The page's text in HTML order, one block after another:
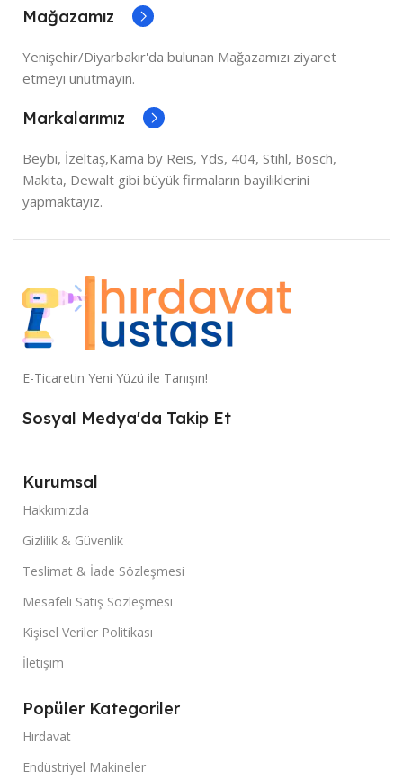
Mağazamız
Yenişehir/Diyarbakır'da bulunan Mağazamızı ziyaret
etmeyi unutmayın.
Markalarımız
Beybi, İzeltaş,Kama by Reis, Yds, 404, Stihl, Bosch,
Makita, Dewalt gibi büyük firmaların bayiliklerini
yapmaktayız.
E-Ticaretin Yeni Yüzü ile Tanışın!
Sosyal Medya'da Takip Et
Kurumsal
Hakkımızda
Gizlilik & Güvenlik
Teslimat & İade Sözleşmesi
Mesafeli Satış Sözleşmesi
Kişisel Veriler Politikası
İletişim
Popüler Kategoriler
Hırdavat
Endüstriyel Makineler